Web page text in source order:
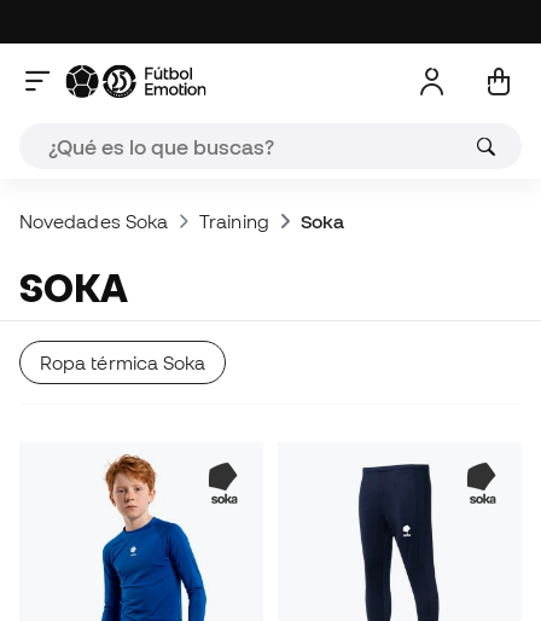
Novedades Soka Training Soka
SOKA
Ropa térmica Soka